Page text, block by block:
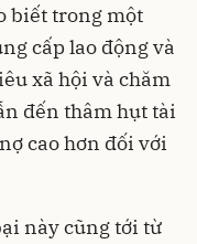
biết trong một
cấp lao động và
xã hội và chăm
đến thâm hụt tài
cao hơn đối với
này cũng tới từ